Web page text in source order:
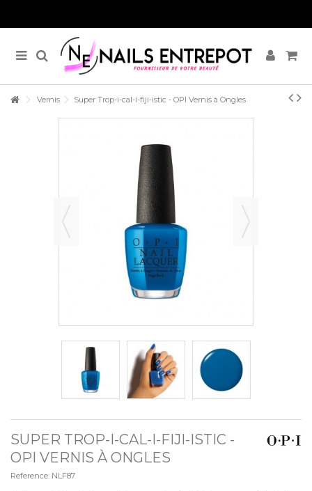
Vernis Super Trop-i-cal-i-fiji-istic - OPI Vernis à Ongles
SUPER TROP-I-CAL-I-FIJI-ISTIC -
OPI VERNIS À ONGLES
Reference: NLF87